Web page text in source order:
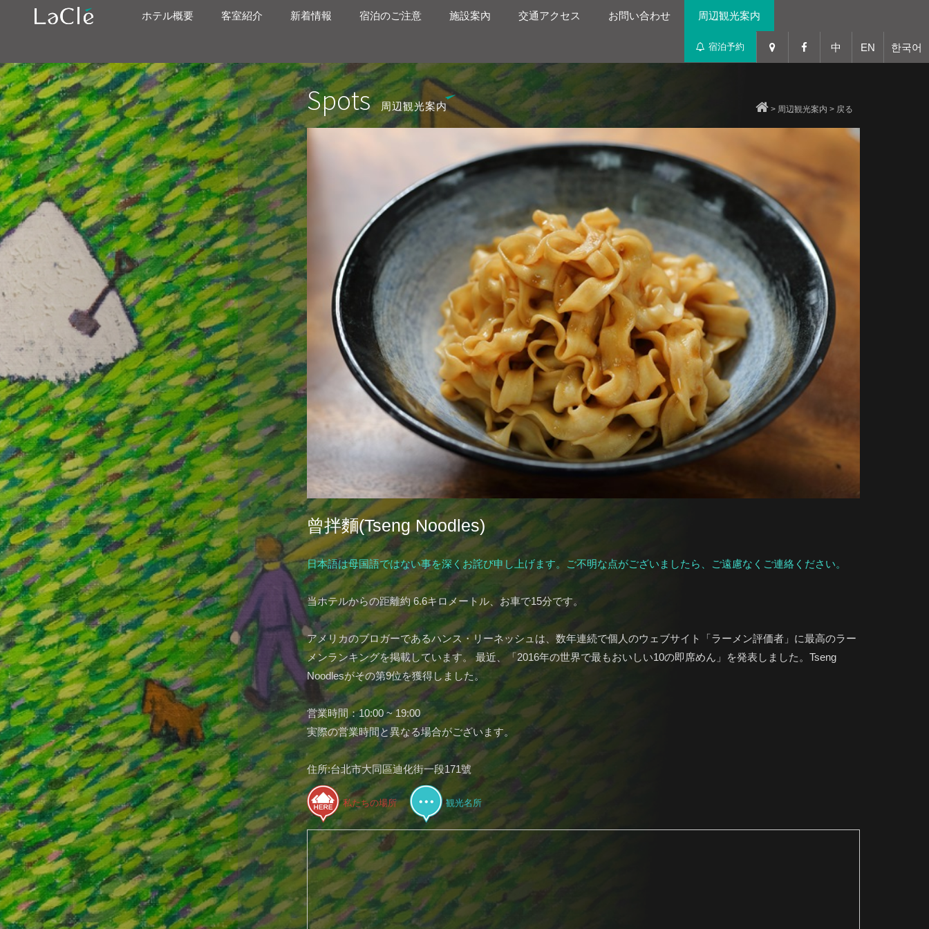
ホテル概要 客室紹介 新着情報 宿泊のご注意 施設案內 交通アクセス お問い合わせ 周辺観光案内
宿泊予約 中 EN 한국어
Spots 周辺観光案内 > 周辺観光案内 > 戻る
曾拌麵(Tseng Noodles)
日本語は母国語ではない事を深くお詫び申し上げます。ご不明な点がございましたら、ご遠慮なくご連絡ください。
当ホテルからの距離約 6.6キロメートル、お車で15分です。
アメリカのブロガーであるハンス・リーネッシュは、数年連続で個人のウェブサイト「ラーメン評価者」に最高のラー
メンランキングを掲載しています。 最近、「2016年の世界で最もおいしい10の即席めん」を発表しました。Tseng
Noodlesがその第9位を獲得しました。
営業時間：10:00 ~ 19:00
実際の営業時間と異なる場合がございます。
住所:台北市大同區迪化街一段171號
私たちの場所 観光名所